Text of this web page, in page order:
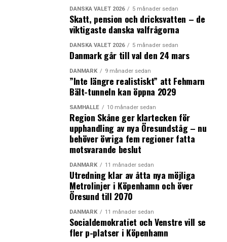
DANSKA VALET 2026 5 månader sedan
Skatt, pension och dricksvatten – de
viktigaste danska valfrågorna
DANSKA VALET 2026 5 månader sedan
Danmark går till val den 24 mars
DANMARK 9 månader sedan
”Inte längre realistiskt” att Fehmarn
Bält-tunneln kan öppna 2029
SAMHÄLLE 10 månader sedan
Region Skåne ger klartecken för
upphandling av nya Öresundståg – nu
behöver övriga fem regioner fatta
motsvarande beslut
DANMARK 11 månader sedan
Utredning klar av åtta nya möjliga
Metrolinjer i Köpenhamn och över
Öresund till 2070
DANMARK 11 månader sedan
Socialdemokratiet och Venstre vill se
fler p-platser i Köpenhamn